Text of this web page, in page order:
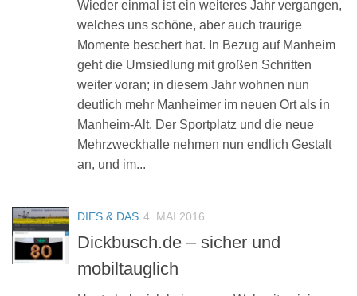
Wieder einmal ist ein weiteres Jahr vergangen,
welches uns schöne, aber auch traurige
Momente beschert hat. In Bezug auf Manheim
geht die Umsiedlung mit großen Schritten
weiter voran; in diesem Jahr wohnen nun
deutlich mehr Manheimer im neuen Ort als in
Manheim-Alt. Der Sportplatz und die neue
Mehrzweckhalle nehmen nun endlich Gestalt
an, und im...
DIES & DAS 4. MAI 2016
Dickbusch.de – sicher und
mobiltauglich